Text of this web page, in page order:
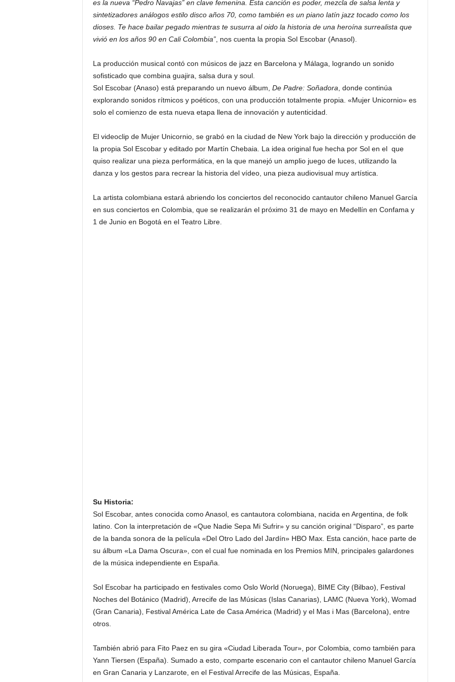
es la nueva “Pedro Navajas” en clave femenina. Esta canción es poder, mezcla de salsa lenta y
sintetizadores análogos estilo disco años 70, como también es un piano latín jazz tocado como los
dioses. Te hace bailar pegado mientras te susurra al oido la historia de una heroína surrealista que
vivió en los años 90 en Cali Colombia”, nos cuenta la propia Sol Escobar (Anasol).
La producción musical contó con músicos de jazz en Barcelona y Málaga, logrando un sonido
sofisticado que combina guajira, salsa dura y soul.
Sol Escobar (Anaso) está preparando un nuevo álbum, De Padre: Soñadora , donde continúa
explorando sonidos rítmicos y poéticos, con una producción totalmente propia. «Mujer Unicornio» es
solo el comienzo de esta nueva etapa llena de innovación y autenticidad.
El videoclip de Mujer Unicornio, se grabó en la ciudad de New York bajo la dirección y producción de
la propia Sol Escobar y editado por Martín Chebaia. La idea original fue hecha por Sol en el que
quiso realizar una pieza performática, en la que manejó un amplio juego de luces, utilizando la
danza y los gestos para recrear la historia del vídeo, una pieza audiovisual muy artística.
La artista colombiana estará abriendo los conciertos del reconocido cantautor chileno Manuel García
en sus conciertos en Colombia, que se realizarán el próximo 31 de mayo en Medellín en Confama y
1 de Junio en Bogotá en el Teatro Libre.
Su Historia:
Sol Escobar, antes conocida como Anasol, es cantautora colombiana, nacida en Argentina, de folk
latino. Con la interpretación de «Que Nadie Sepa Mi Sufrir» y su canción original “Disparo”, es parte
de la banda sonora de la película «Del Otro Lado del Jardín» HBO Max. Esta canción, hace parte de
su álbum «La Dama Oscura», con el cual fue nominada en los Premios MIN, principales galardones
de la música independiente en España.
Sol Escobar ha participado en festivales como Oslo World (Noruega), BIME City (Bilbao), Festival
Noches del Botánico (Madrid), Arrecife de las Músicas (Islas Canarias), LAMC (Nueva York), Womad
(Gran Canaria), Festival América Late de Casa América (Madrid) y el Mas i Mas (Barcelona), entre
otros.
También abrió para Fito Paez en su gira «Ciudad Liberada Tour», por Colombia, como también para
Yann Tiersen (España). Sumado a esto, comparte escenario con el cantautor chileno Manuel García
en Gran Canaria y Lanzarote, en el Festival Arrecife de las Músicas, España.